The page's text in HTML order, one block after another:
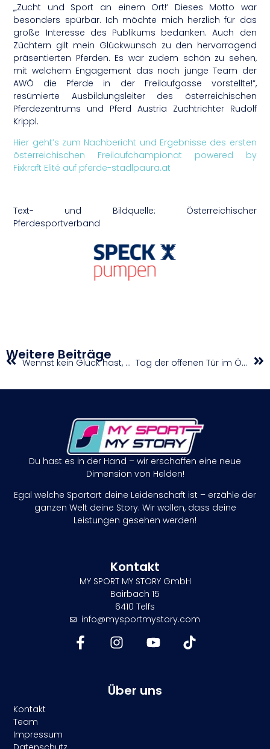
„‚Zucht und Sport an einem Ort!‘ Dieses Motto war
besonders spürbar. Ich möchte mich herzlich für das
große Interesse des Publikums bedanken. Auch den
Züchtern gilt mein Glückwunsch zu den hervorragend
präsentierten Pferden. Es war zudem schön zu sehen,
mit welchem Engagement das noch junge Team der
AWÖ die Pferde in der Freilaufgasse vorstellte!“,
resümierte Ausbildungsleiter des österreichischen
Pferdezentrums und Pferd Austria Zuchtrichter Rudolf
Krippl.
Hier geht’s zum Nachbericht und Ergebnisse des ersten
österreichischen Freilaufchampionat powered by
Fixkraft Elité auf pferde-stadlpaura.at
Text- und Bildquelle: Österreichischer
Pferdesportverband
Weitere Beiträge Wennst kein Glück hast, kommts Pech auch noch dazu Tag der offenen Tür im ÖLSZ-Südstadt
Du hast es in der Hand – wir erschaffen eine neue
Dimension von Helden!
Egal welche Sportart deine Leidenschaft ist – erzähle der
ganzen Welt deine Story. Wir wollen, dass deine
Leistungen gesehen werden!
Kontakt
MY SPORT MY STORY GmbH
Bairbach 15
6410 Telfs
info@mysportmystory.com
Über uns
Kontakt
Team
Impressum